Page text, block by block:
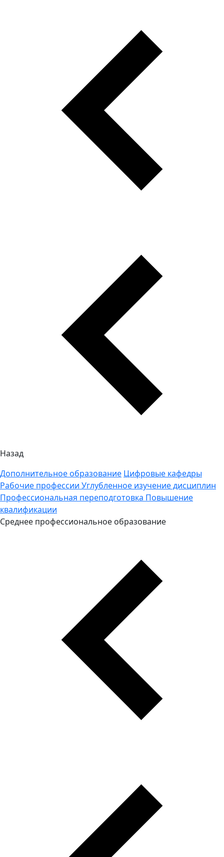
Назад
Дополнительное образование Цифровые кафедры
Рабочие профессии Углубленное изучение дисциплин
Профессиональная переподготовка Повышение
квалификации
Среднее профессиональное образование